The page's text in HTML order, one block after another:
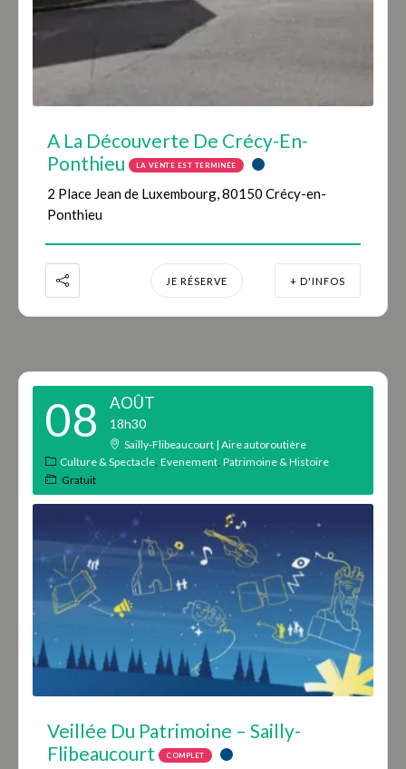
A La Découverte De Crécy-En-
Ponthieu
LA VENTE EST TERMINÉE
2 Place Jean de Luxembourg, 80150 Crécy-en-
Ponthieu
JE RÉSERVE + D'INFOS
08 AOÛT
18h30
Sailly-Flibeaucourt | Aire autoroutière
Culture & Spectacle Evenement Patrimoine & Histoire
Gratuit
Veillée Du Patrimoine – Sailly-
Flibeaucourt
COMPLET